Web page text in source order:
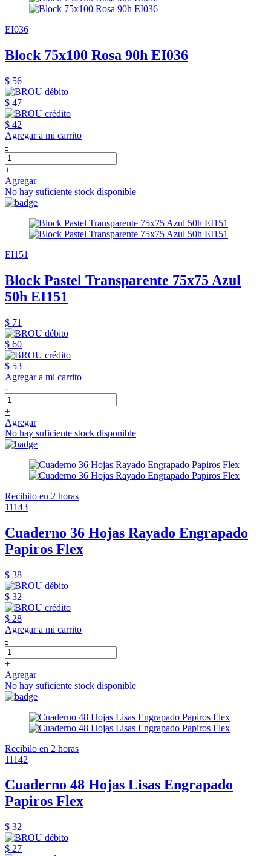
EI036
Block 75x100 Rosa 90h EI036
$ 56
$ 47
$ 42
Agregar a mi carrito
-
+
Agregar
No hay suficiente stock disponible
EI151
Block Pastel Transparente 75x75 Azul
50h EI151
$ 71
$ 60
$ 53
Agregar a mi carrito
-
+
Agregar
No hay suficiente stock disponible
Recibilo en 2 horas
11143
Cuaderno 36 Hojas Rayado Engrapado
Papiros Flex
$ 38
$ 32
$ 28
Agregar a mi carrito
-
+
Agregar
No hay suficiente stock disponible
Recibilo en 2 horas
11142
Cuaderno 48 Hojas Lisas Engrapado
Papiros Flex
$ 32
$ 27